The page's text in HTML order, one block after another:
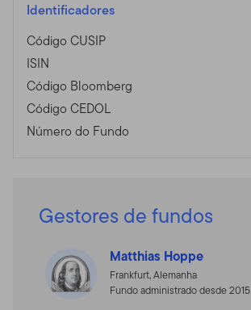
Identificadores
Código CUSIP
ISIN
Código Bloomberg
Código CEDOL
Número do Fundo
Gestores de fundos
Matthias Hoppe
Frankfurt, Alemanha
Fundo administrado desde 2015